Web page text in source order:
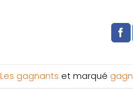
Les gagnants et marqué